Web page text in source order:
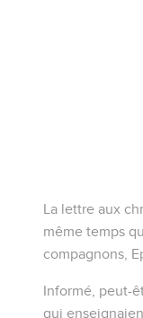
La lettre aux
même temps
compagnons,
Informé, peut-
qui